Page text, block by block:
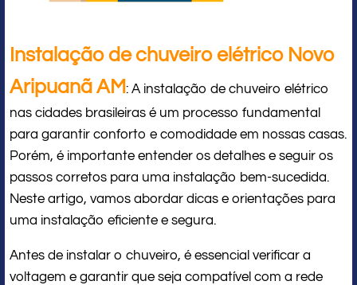
Instalação de chuveiro elétrico Novo
Aripuanã AM: A instalação de chuveiro elétrico
nas cidades brasileiras é um processo fundamental
para garantir conforto e comodidade em nossas casas.
Porém, é importante entender os detalhes e seguir os
passos corretos para uma instalação bem-sucedida.
Neste artigo, vamos abordar dicas e orientações para
uma instalação eficiente e segura.
Antes de instalar o chuveiro, é essencial verificar a
voltagem e garantir que seja compatível com a rede